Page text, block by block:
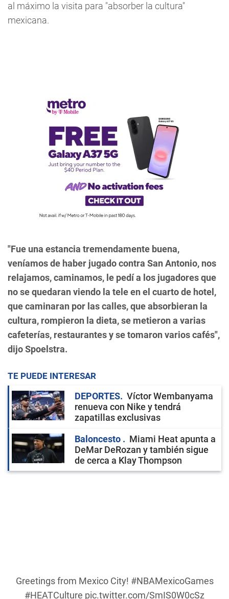
al máximo la visita para "absorber la cultura"
mexicana.
"Fue una estancia tremendamente buena,
veníamos de haber jugado contra San Antonio, nos
relajamos, caminamos, le pedí a los jugadores que
no se quedaran viendo la tele en el cuarto de hotel,
que caminaran por las calles, que absorbieran la
cultura, rompieron la dieta, se metieron a varias
cafeterías, restaurantes y se tomaron varios cafés",
dijo Spoelstra.
TE PUEDE INTERESAR
DEPORTES
Víctor Wembanyama
renueva con Nike y tendrá
zapatillas exclusivas
Baloncesto
Miami Heat apunta a
DeMar DeRozan y también sigue
de cerca a Klay Thompson
Greetings from Mexico City! #NBAMexicoGames
#HEATCulture pic.twitter.com/SmIS0W0cSz